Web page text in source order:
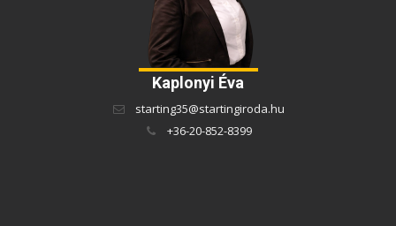
Kaplonyi Éva
starting35@startingiroda.hu
+36-20-852-8399